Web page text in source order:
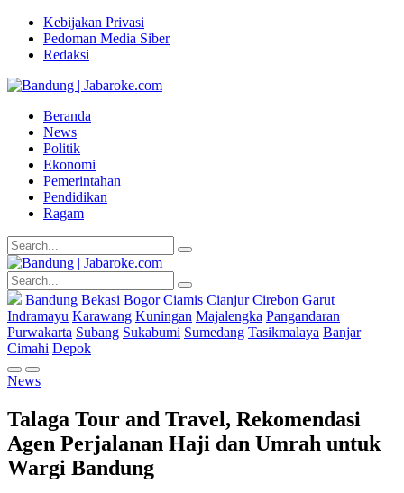
Kebijakan Privasi
Pedoman Media Siber
Redaksi
Beranda
News
Politik
Ekonomi
Pemerintahan
Pendidikan
Ragam
Bandung Bekasi Bogor Ciamis Cianjur Cirebon Garut
Indramayu Karawang Kuningan Majalengka Pangandaran
Purwakarta Subang Sukabumi Sumedang Tasikmalaya Banjar
Cimahi Depok
News
Talaga Tour and Travel, Rekomendasi
Agen Perjalanan Haji dan Umrah untuk
Wargi Bandung